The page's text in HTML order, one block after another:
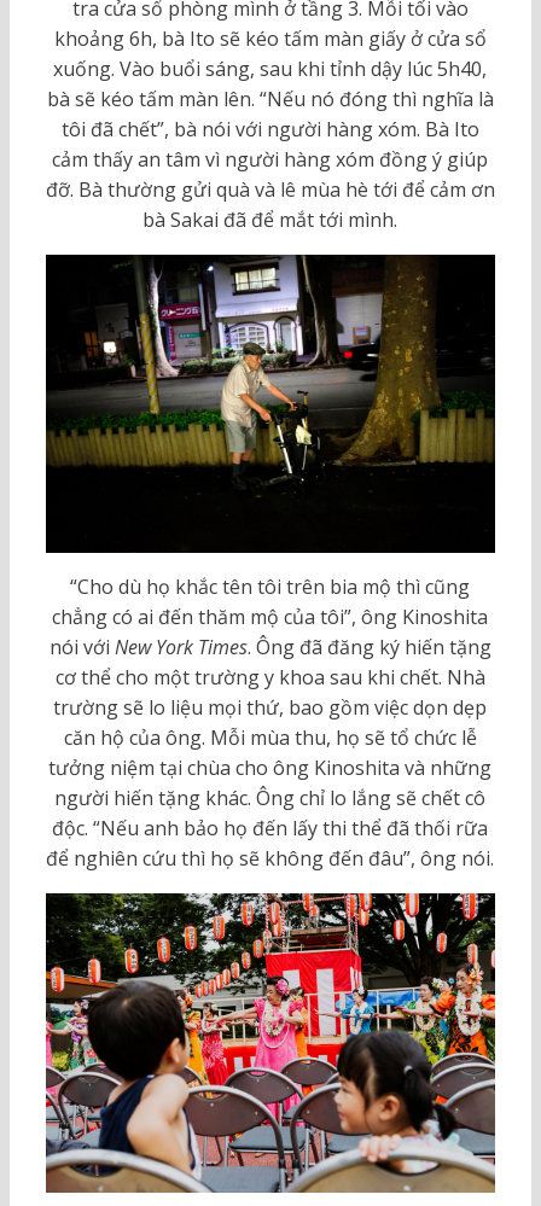
tra cửa sổ phòng mình ở tầng 3. Mỗi tối vào
khoảng 6h, bà Ito sẽ kéo tấm màn giấy ở cửa sổ
xuống. Vào buổi sáng, sau khi tỉnh dậy lúc 5h40,
bà sẽ kéo tấm màn lên. “Nếu nó đóng thì nghĩa là
tôi đã chết”, bà nói với người hàng xóm. Bà Ito
cảm thấy an tâm vì người hàng xóm đồng ý giúp
đỡ. Bà thường gửi quà và lê mùa hè tới để cảm ơn
bà Sakai đã để mắt tới mình.
“Cho dù họ khắc tên tôi trên bia mộ thì cũng
chẳng có ai đến thăm mộ của tôi”, ông Kinoshita
nói với New York Times. Ông đã đăng ký hiến tặng
cơ thể cho một trường y khoa sau khi chết. Nhà
trường sẽ lo liệu mọi thứ, bao gồm việc dọn dẹp
căn hộ của ông. Mỗi mùa thu, họ sẽ tổ chức lễ
tưởng niệm tại chùa cho ông Kinoshita và những
người hiến tặng khác. Ông chỉ lo lắng sẽ chết cô
độc. “Nếu anh bảo họ đến lấy thi thể đã thối rữa
để nghiên cứu thì họ sẽ không đến đâu”, ông nói.